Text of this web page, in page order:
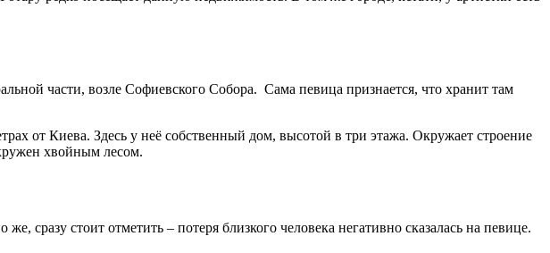
части, возле Софиевского Собора. Сама певица признается, что хранит там
от Киева. Здесь у неё собственный дом, высотой в три этажа. Окружает строение
хвойным лесом.
стоит отметить – потеря близкого человека негативно сказалась на певице.